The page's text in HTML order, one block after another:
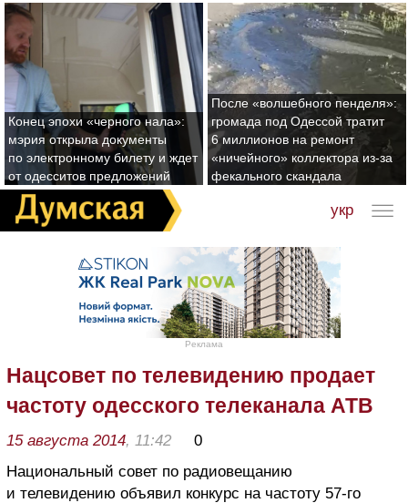
Конец эпохи «черного нала»:
мэрия открыла документы
по электронному билету и ждет
от одесситов предложений
После «волшебного пенделя»:
громада под Одессой тратит
6 миллионов на ремонт
«ничейного» коллектора из-за
фекального скандала
укр
Реклама
Нацсовет по телевидению продает
частоту одесского телеканала АТВ
15 августа 2014, 11:42
0
Национальный совет по радиовещанию
и телевидению объявил конкурс на частоту 57-го